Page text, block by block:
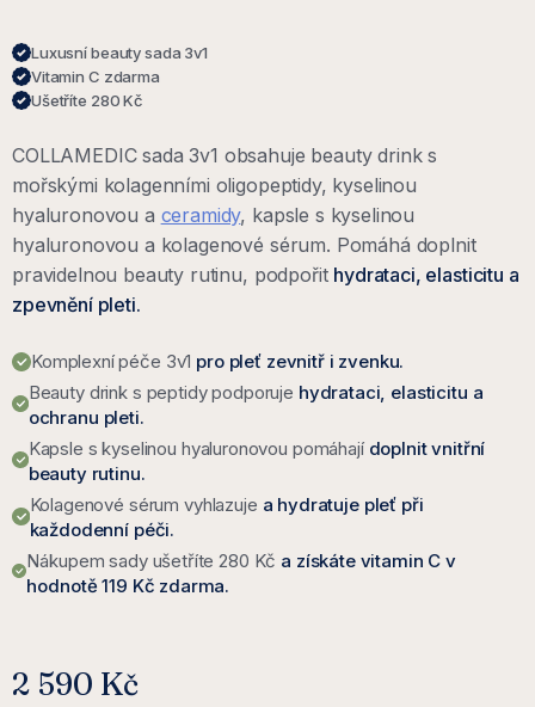
2 590 Kč
Luxusní beauty sada 3v1
Vitamin C zdarma
Ušetříte 280 Kč
COLLAMEDIC sada 3v1 obsahuje beauty drink s
mořskými kolagenními oligopeptidy, kyselinou
hyaluronovou a ceramidy, kapsle s kyselinou
hyaluronovou a kolagenové sérum. Pomáhá doplnit
pravidelnou beauty rutinu, podpořit hydrataci, elasticitu a
zpevnění pleti.
Komplexní péče 3v1 pro pleť zevnitř i zvenku.
Beauty drink s peptidy podporuje hydrataci, elasticitu a
ochranu pleti.
Kapsle s kyselinou hyaluronovou pomáhají doplnit vnitřní
beauty rutinu.
Kolagenové sérum vyhlazuje a hydratuje pleť při
každodenní péči.
Nákupem sady ušetříte 280 Kč a získáte vitamin C v
hodnotě 119 Kč zdarma.